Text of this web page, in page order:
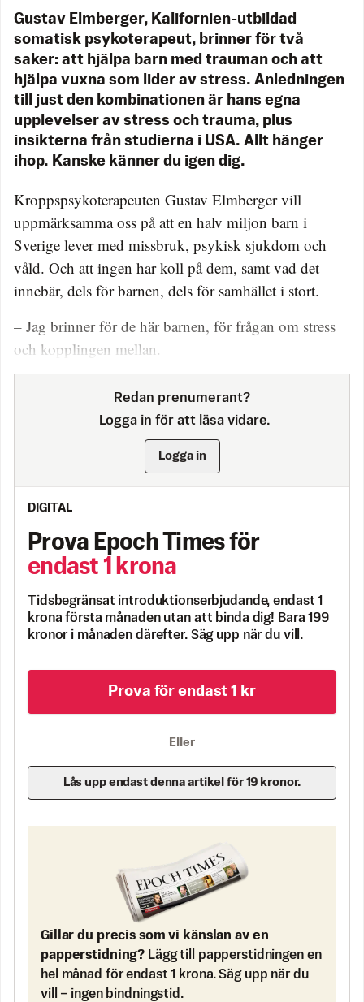
Gustav Elmberger, Kalifornien-utbildad
somatisk psykoterapeut, brinner för två
saker: att hjälpa barn med trauman och att
hjälpa vuxna som lider av stress. Anledningen
till just den kombinationen är hans egna
upplevelser av stress och trauma, plus
insikterna från studierna i USA. Allt hänger
ihop. Kanske känner du igen dig.
Kroppspsykoterapeuten Gustav Elmberger vill
uppmärksamma oss på att en halv miljon barn i
Sverige lever med missbruk, psykisk sjukdom och
våld. Och att ingen har koll på dem, samt vad det
innebär, dels för barnen, dels för samhället i stort.
– Jag brinner för de här barnen, för frågan om stress
och kopplingen mellan.
Redan prenumerant?
Logga in för att läsa vidare.
Logga in
DIGITAL
Prova Epoch Times för
endast 1 krona
Tidsbegränsat introduktionserbjudande, endast 1
krona första månaden utan att binda dig! Bara 199
kronor i månaden därefter. Säg upp när du vill.
Prova för endast 1 kr
Eller
Lås upp endast denna artikel för 19 kronor.
Gillar du precis som vi känslan av en
papperstidning? Lägg till papperstidningen en
hel månad för endast 1 krona. Säg upp när du
vill – ingen bindningstid.